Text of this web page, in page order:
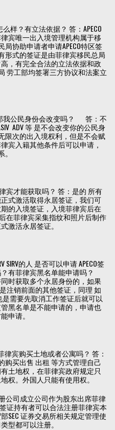
样？有立法依据？ 答：APECO
宾唯一出入境管理机构属于移
局协助申请者申请APECO特区签
形式的签证是由菲律宾移民总局
，有完全合法的立法依据和政
劳工部均签署三方协议和法案立
我公民身份会改变吗？ 答：不
ADV 等 是不会改变你的公民身
限次的出入境权利，但是不会赋
宾入籍其他条件后可以申请，
宾才能获取吗？ 答：是的 所有
式激活取得永居签证，我们可
的入境签证，入境菲律宾后在
在菲律宾采集指纹和照片后制作
激活永居签证。
SIRV的人 是否可以申请 APECO签
有菲律宾黑名单能申请吗？
时获取多个永居身份的，如果
注销前面的其他签证，同理 如
需要先取消工作签证后就可以
黑名单是不能申请的，申请也
申请。
律宾购买土地或者公寓吗？ 答：
购买出售 出租 等方式管理自己
土地权，在菲律宾政府规定只
权。外国人只能有使用权。
公司成立公司作为股东出席菲律
证持有者可以合法注册菲律宾本
SEC 证券交易所相关规定管理使
型都可以注册。